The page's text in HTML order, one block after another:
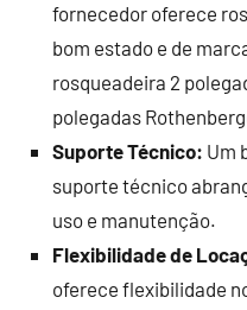
fornecedor oferece
bom estado e de
rosqueadeira 2
polegadas
Suporte Técnico: Um
suporte técnico
uso e manutenção.
Flexibilidade de
oferece flexibilidade